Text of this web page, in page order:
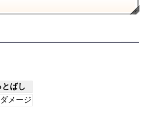
とばし
メージ